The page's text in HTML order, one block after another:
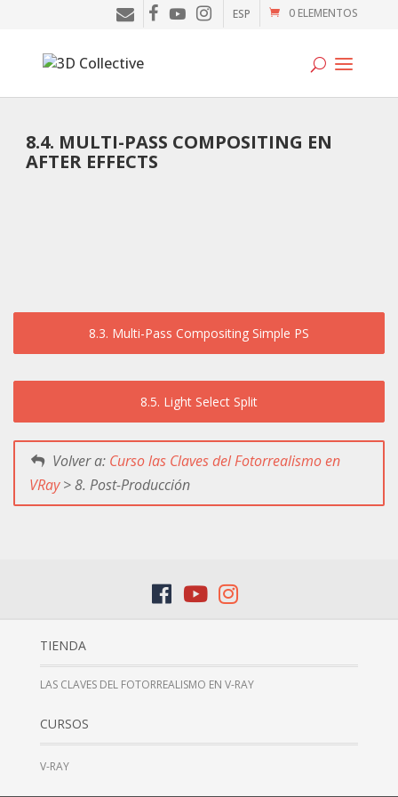
Tutoriales
Cursos
Tienda
Mi Cuenta
0 ELEMENTOS
ESP
8.4. MULTI-PASS COMPOSITING EN
AFTER EFFECTS
8.3. Multi-Pass Compositing Simple PS
8.5. Light Select Split
Volver a: Curso las Claves del Fotorrealismo en
VRay> 8. Post-Producción
TIENDA
LAS CLAVES DEL FOTORREALISMO EN V-RAY
CURSOS
V-RAY